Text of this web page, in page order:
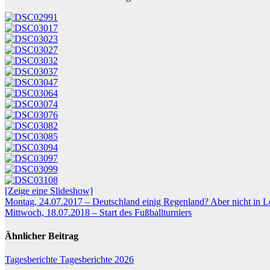
[Zeige eine Slideshow]
Beitragsnavigation
Montag, 24.07.2017 – Deutschland einig Regenland? Aber nicht in
Mittwoch, 18.07.2018 – Start des Fußballturniers
Ähnlicher Beitrag
Tagesberichte Tagesberichte 2026